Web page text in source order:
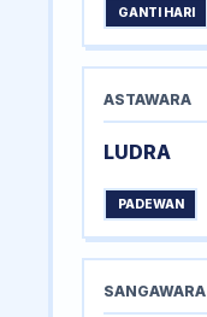
GANTI HARI
ASTAWARA
LUDRA
PADEWAN
SANGAWARA